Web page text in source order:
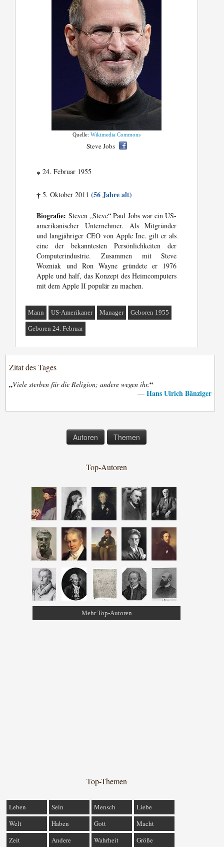
Quelle:Wikimedia Commons
Steve Jobs
* 24. Februar 1955
† 5. Oktober 2011(56 Jahre alt)
Biografie: Steven „Steve“ Paul Jobs war ein US-
amerikanischer Unternehmer. Als Mitgründer
und langjähriger CEO von Apple Inc. gilt er als
eine der bekanntesten Persönlichkeiten der
Computerindustrie. Zusammen mit Steve
Wozniak und Ron Wayne gründete er 1976
Apple und half, das Konzept des Heimcomputers
mit dem Apple II populär zu machen.
Mann US-Amerikaner Manager Geboren 1955
Geboren 24. Februar
Zitat des Tages
„Viele sterben für die Religion; andere wegen ihr.“
— Hans Ulrich Bänziger
Autoren Themen
Top-Autoren
Mehr Top-Autoren
Top-Themen
Leben Sein Mensch
Liebe
Welt
Haben Gott
Macht
Zeit
Andere Wahrheit Größe